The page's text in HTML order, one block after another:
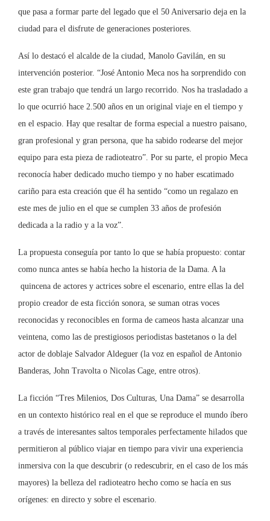
que pasa a formar parte del legado que el 50 Aniversario deja en la
ciudad para el disfrute de generaciones posteriores.
Así lo destacó el alcalde de la ciudad, Manolo Gavilán, en su
intervención posterior. “José Antonio Meca nos ha sorprendido con
este gran trabajo que tendrá un largo recorrido. Nos ha trasladado a
lo que ocurrió hace 2.500 años en un original viaje en el tiempo y
en el espacio. Hay que resaltar de forma especial a nuestro paisano,
gran profesional y gran persona, que ha sabido rodearse del mejor
equipo para esta pieza de radioteatro”. Por su parte, el propio Meca
reconocía haber dedicado mucho tiempo y no haber escatimado
cariño para esta creación que él ha sentido “como un regalazo en
este mes de julio en el que se cumplen 33 años de profesión
dedicada a la radio y a la voz”.
La propuesta conseguía por tanto lo que se había propuesto: contar
como nunca antes se había hecho la historia de la Dama. A la
quincena de actores y actrices sobre el escenario, entre ellas la del
propio creador de esta ficción sonora, se suman otras voces
reconocidas y reconocibles en forma de cameos hasta alcanzar una
veintena, como las de prestigiosos periodistas bastetanos o la del
actor de doblaje Salvador Aldeguer (la voz en español de Antonio
Banderas, John Travolta o Nicolas Cage, entre otros).
La ficción “Tres Milenios, Dos Culturas, Una Dama” se desarrolla
en un contexto histórico real en el que se reproduce el mundo íbero
a través de interesantes saltos temporales perfectamente hilados que
permitieron al público viajar en tiempo para vivir una experiencia
inmersiva con la que descubrir (o redescubrir, en el caso de los más
mayores) la belleza del radioteatro hecho como se hacía en sus
orígenes: en directo y sobre el escenario.